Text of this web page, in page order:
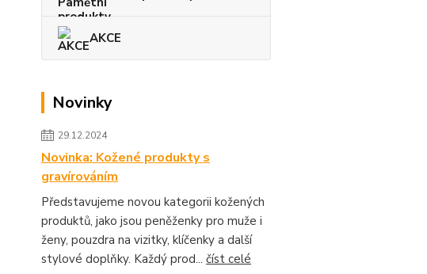
AKCE
Novinky
29.12.2024
Novinka: Kožené produkty s
gravírováním
Představujeme novou kategorii kožených
produktů, jako jsou peněženky pro muže i
ženy, pouzdra na vizitky, klíčenky a další
stylové doplňky. Každý prod... číst celé